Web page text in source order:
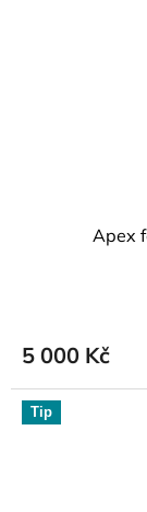
Apex
5 000 Kč
Tip